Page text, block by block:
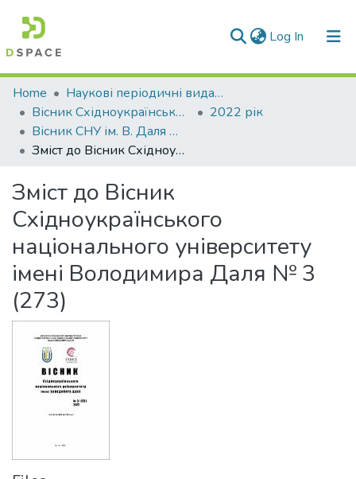
Log In (current)
Communities & Collections
All of DSpace
Statistics
Home
Наукові періодичні видання СНУ ім. В. Даля
Вісник Східноукраїнського національного університету імені В. Даля
2022 рік
Вісник СНУ ім. В. Даля № 3(273)
Зміст до Вісник Східноукраїнського національного університету імені Володимира Даля № 3 (273)
Зміст до Вісник
Східноукраїнського
національного університету
імені Володимира Даля № 3
(273)